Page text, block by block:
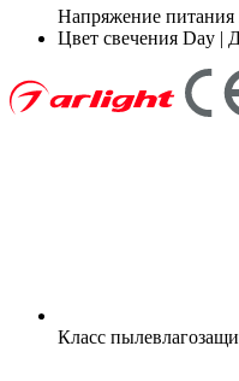
Напряжение питания
Цвет свечения Day |
Класс